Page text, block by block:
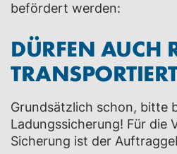
befördert werden:
DÜRFEN AUCH
Grundsätzlich schon, bitte
Ladungssicherung! Für die
Sicherung ist der